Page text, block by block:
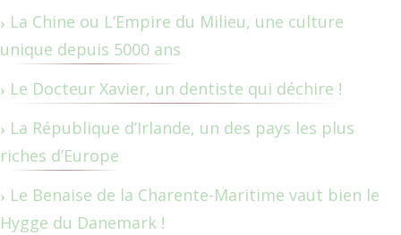
La Chine ou L’Empire du Milieu, une culture
unique depuis 5000 ans
Le Docteur Xavier, un dentiste qui déchire !
La République d’Irlande, un des pays les plus
riches d’Europe
Le Benaise de la Charente-Maritime vaut bien le
Hygge du Danemark !